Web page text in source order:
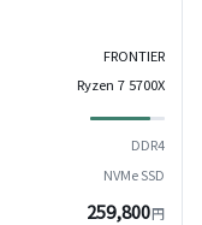
FRONTIER
Ryzen 7 5700X
DDR4
NVMe SSD
259,800円